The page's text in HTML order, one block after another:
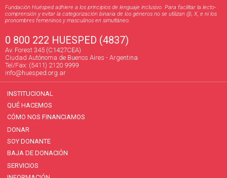
Fundación Huésped adhiere a los principios de lenguaje inclusivo. Para facilitar la lecto-
comprensión y evitar la categorización binaria de los géneros no se utilizan @, X, e ni los
pronombres femeninos y masculinos en simultáneo.
0 800 222 HUESPED (4837)
Av. Forest 345 (C1427CEA)
Ciudad Autónoma de Buenos Aires - Argentina
Tel/Fax: (5411) 2120 9999
info@huesped.org.ar
INSTITUCIONAL
QUÉ HACEMOS
CÓMO NOS FINANCIAMOS
DONAR
SOY DONANTE
BAJA DE DONACIÓN
SERVICIOS